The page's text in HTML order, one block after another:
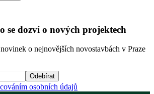
se dozví o nových projektech
o nejnovějších novostavbách v Praze
Odebírat
osobních údajů